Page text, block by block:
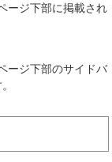
ージ下部に掲載され
ージ下部のサイドバ